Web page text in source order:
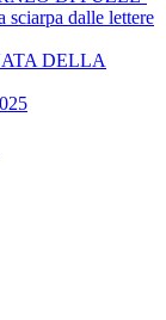
dalle lettere
DELLA